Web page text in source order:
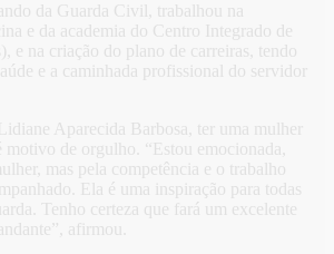
da Guarda Civil, trabalhou na
e da academia do Centro Integrado de
e na criação do plano de carreiras, tendo
e a caminhada profissional do servidor
Aparecida Barbosa, ter uma mulher
motivo de orgulho. “Estou emocionada,
mas pela competência e o trabalho
Ela é uma inspiração para todas
Tenho certeza que fará um excelente
afirmou.